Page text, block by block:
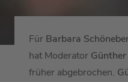
Für Barbara
hat Moderator Günther
früher abgebrochen.